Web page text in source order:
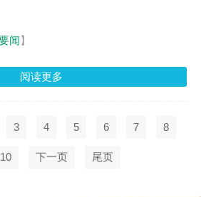
闻】
阅读更多
3 4 5 6 7 8
10 下一页 尾页